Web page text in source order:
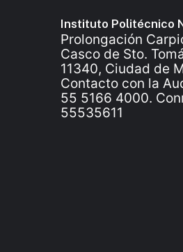
Instituto Politécnico
Prolongación
Casco de Sto.
11340, Ciudad de
Contacto con la
55 5166 4000.
55535611